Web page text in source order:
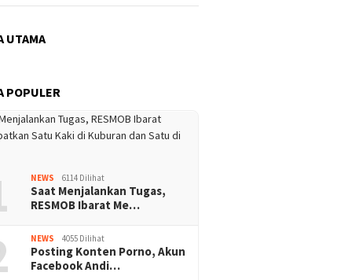
UTAMA
POPULER
NEWS 6114 Dilihat
Saat Menjalankan Tugas,
RESMOB Ibarat Me…
NEWS 4055 Dilihat
Posting Konten Porno, Akun
Facebook Andi…